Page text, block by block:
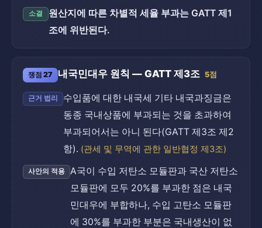
소결
원산지에 따른 차별적 세율 부과는 GATT 제1
조에 위반된다.
쟁점 27 내국민대우 원칙 — GATT 제3조 5점
근거 법리
수입품에 대한 내국세 기타 내국과징금은
동종 국내상품에 부과되는 것을 초과하여
부과되어서는 아니 된다(GATT 제3조 제2
항). (관세 및 무역에 관한 일반협정 제3조)
사안의 적용
A국이 수입 저탄소 모듈판과 국산 저탄소
모듈판에 모두 20%를 부과한 점은 내국
민대우에 부합하나, 수입 고탄소 모듈판
에 30%를 부과한 부분은 국내생산이 없